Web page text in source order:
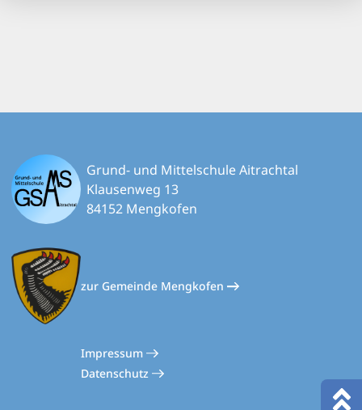
Grund- und Mittelschule Aitrachtal
Klausenweg 13
84152 Mengkofen
zur Gemeinde Mengkofen
Impressum
Datenschutz